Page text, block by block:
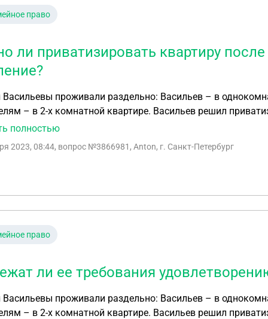
право
ли приватизировать квартиру
Васильевы проживали раздельно: Васильев – в
– в 2-х комнатной квартире. Васильев решил
в агентство по приватизации. Однако оформить
право на эту квартиру, обратилась в местную
этой квартиры как нуждающейся в улучшении жилой
полностью
2023, 08:44, вопрос №3866981, Anton, г. Санкт-Петербург
право
ли ее требования
Васильевы проживали раздельно: Васильев – в
– в 2-х комнатной квартире. Васильев решил